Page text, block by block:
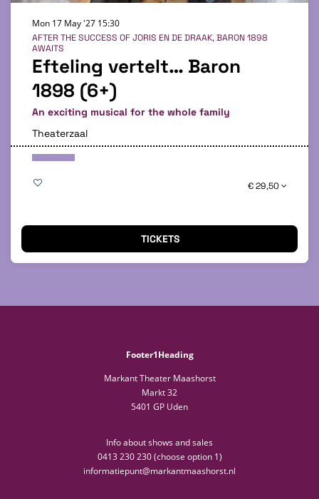
Efteling vertelt… Baron
1898 (6+)
An exciting musical for the whole family
AFTER THE SUCCESS OF JORIS EN DE DRAAK, BARON 1898
AWAITS
Mon 17 May '27 15:30
Theaterzaal
€ 29,50
TICKETS
Footer1Heading
Markant Theater Maashorst
Markt 32
5401 GP Uden
Info about shows and sales
0413 230 230 (choose option 1)
informatiepunt@markantmaashorst.nl